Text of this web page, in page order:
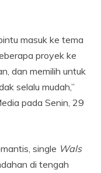
masuk ke tema
proyek ke
dan memilih untuk
selalu mudah,”
pada Senin, 29
single Wals
di tengah